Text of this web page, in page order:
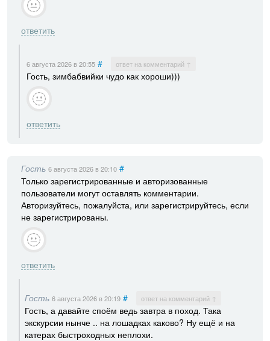
ответить
6 августа 2026 в 20:55 # ответ на комментарий ↑
Гость, зимбабвийки чудо как хороши)))
ответить
Гость 6 августа 2026 в 20:10 #
Только зарегистрированные и авторизованные
пользователи могут оставлять комментарии.
Авторизуйтесь, пожалуйста, или зарегистрируйтесь, если
не зарегистрированы.
ответить
Гость 6 августа 2026 в 20:19 # ответ на комментарий ↑
Гость, а давайте споём ведь завтра в поход. Така
экскурсии нынче .. на лошадках каково? Ну ещё и на
катерах быстроходных неплохи.